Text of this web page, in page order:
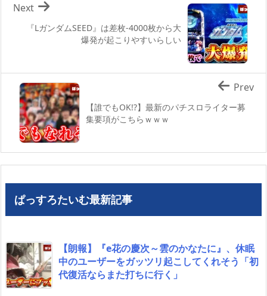
『LガンダムSEED』は差枚-4000枚から大
爆発が起こりやすいらしい
Next
【誰でもOK!?】最新のパチスロライター募
集要項がこちらｗｗｗ
Prev
ぱっすろたいむ最新記事
【朗報】『e花の慶次～雲のかなたに』、休眠
中のユーザーをガッツリ起こしてくれそう「初
代復活ならまた打ちに行く」